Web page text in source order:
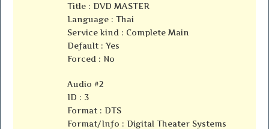
Title : DVD MASTER
Language : Thai
Service kind : Complete Main
Default : Yes
Forced : No
Audio #2
ID : 3
Format : DTS
Format/Info : Digital Theater Systems